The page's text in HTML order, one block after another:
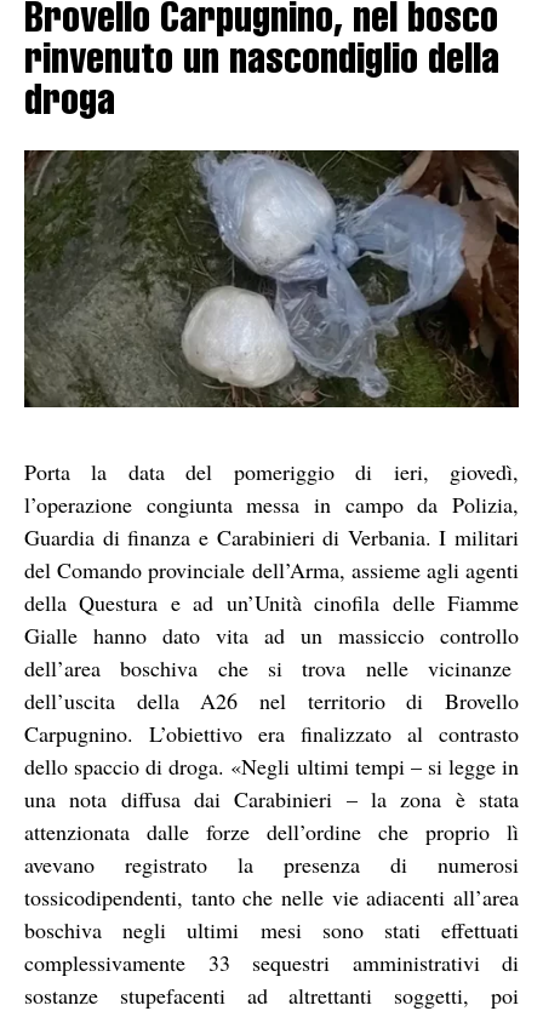
Brovello Carpugnino, nel bosco
rinvenuto un nascondiglio della
droga
Porta la data del pomeriggio di ieri, giovedì,
l’operazione congiunta messa in campo da Polizia,
Guardia di finanza e Carabinieri di Verbania. I militari
del Comando provinciale dell’Arma, assieme agli agenti
della Questura e ad un’Unità cinofila delle Fiamme
Gialle hanno dato vita ad un massiccio controllo
dell’area boschiva che si trova nelle vicinanze
dell’uscita della A26 nel territorio di Brovello
Carpugnino. L’obiettivo era finalizzato al contrasto
dello spaccio di droga. «Negli ultimi tempi – si legge in
una nota diffusa dai Carabinieri – la zona è stata
attenzionata dalle forze dell’ordine che proprio lì
avevano registrato la presenza di numerosi
tossicodipendenti, tanto che nelle vie adiacenti all’area
boschiva negli ultimi mesi sono stati effettuati
complessivamente 33 sequestri amministrativi di
sostanze stupefacenti ad altrettanti soggetti, poi